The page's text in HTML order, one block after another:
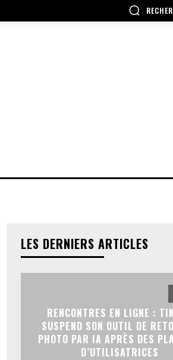
LES DERNIERS ARTICLES
RENCONTRES EN LIGNE :
SUSPEND SON OUTIL DE
PHOTO PAR IA APRÈS DES
D’UTILISATRICES